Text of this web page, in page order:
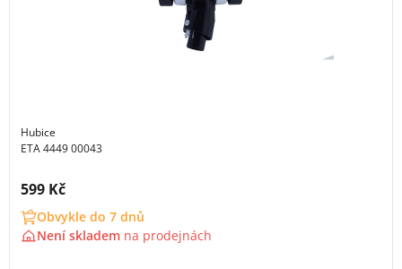
Hubice
ETA 4449 00043
Cena s DPH:
599 Kč
Obvykle do 7 dnů
Není skladem na prodejnách